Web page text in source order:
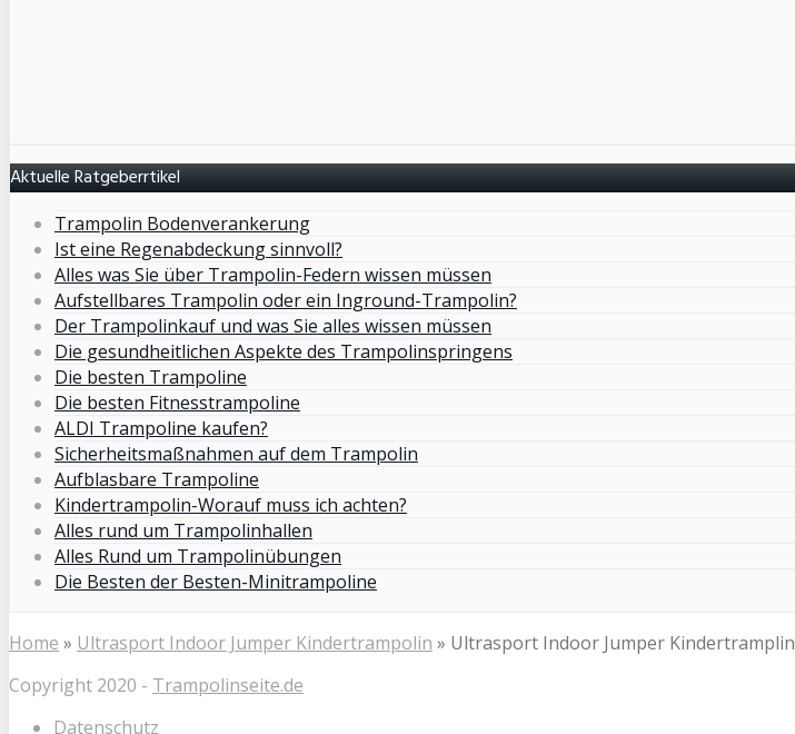
Aktuelle Ratgeberrtikel
Trampolin Bodenverankerung
Ist eine Regenabdeckung sinnvoll?
Alles was Sie über Trampolin-Federn wissen müssen
Aufstellbares Trampolin oder ein Inground-Trampolin?
Der Trampolinkauf und was Sie alles wissen müssen
Die gesundheitlichen Aspekte des Trampolinspringens
Die besten Trampoline
Die besten Fitnesstrampoline
ALDI Trampoline kaufen?
Sicherheitsmaßnahmen auf dem Trampolin
Aufblasbare Trampoline
Kindertrampolin-Worauf muss ich achten?
Alles rund um Trampolinhallen
Alles Rund um Trampolinübungen
Die Besten der Besten-Minitrampoline
Home » Ultrasport Indoor Jumper Kindertrampolin » Ultrasport Indoor Jumper Kindertramplin
Copyright 2020 - Trampolinseite.de
Datenschutz